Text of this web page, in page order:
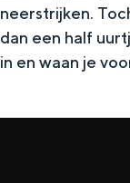
P
a
neerstrijken.
dan een half
in en waan je